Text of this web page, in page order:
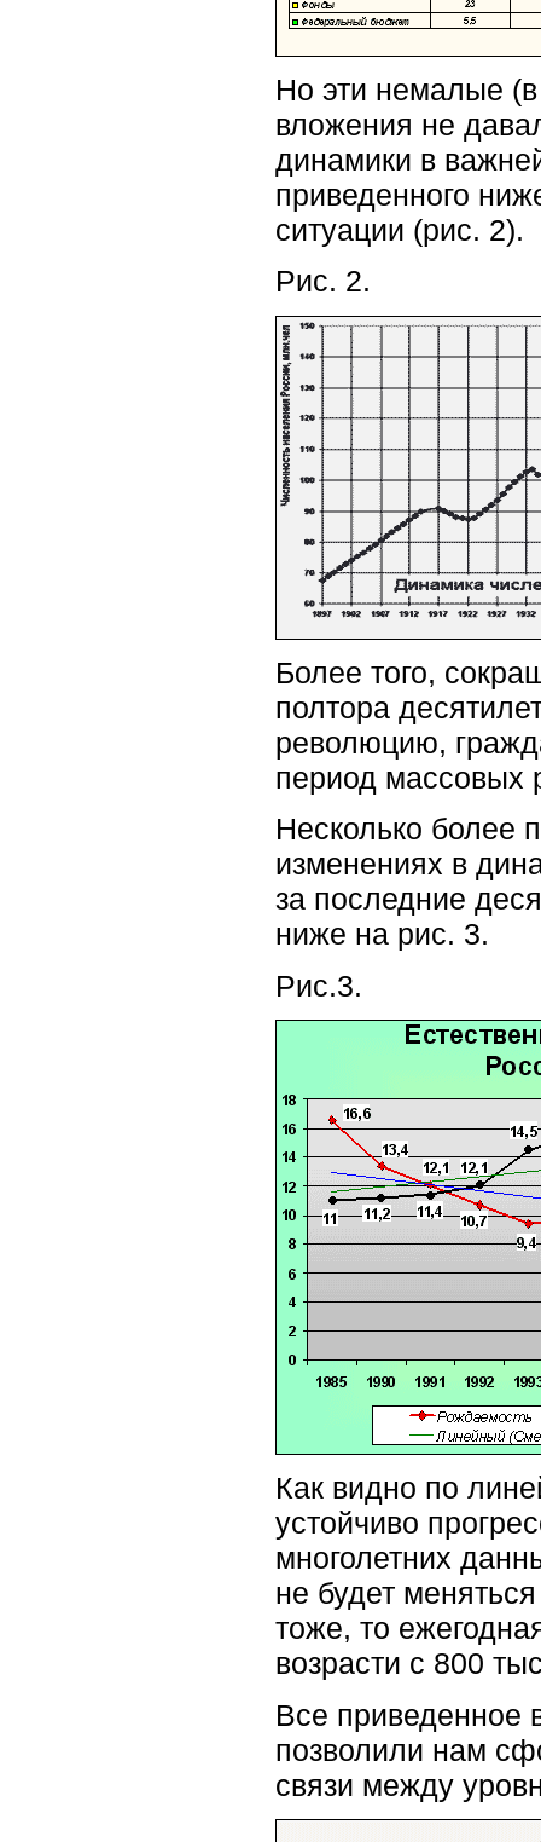
Но эти немалые
вложения не
динамики в
приведенного
ситуации (рис. 2).
Рис. 2.
Более того,
полтора
революцию,
период массовых
Несколько более
изменениях в
за последние
ниже на рис. 3.
Рис.3.
Как видно по
устойчиво
многолетних
не будет
тоже, то
возрасти с 800
Все приведенное
позволили нам
связи между